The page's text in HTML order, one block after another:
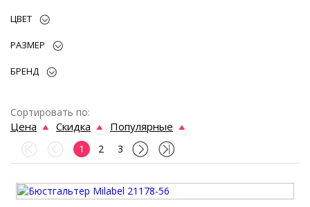
ЦВЕТ
РАЗМЕР
БРЕНД
Сортировать по:
Цена Скидка Популярные
1 2 3